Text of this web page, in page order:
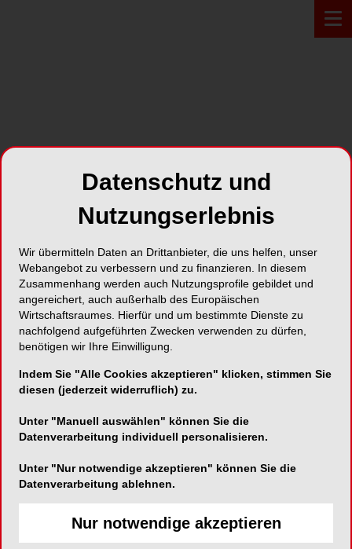
PROFIL*
edelweiss dentistry products
GmbH
Dammstraße 68
6922 Wolfurt
Karte
Fax:
+43 (0)5574 62 890-5
Datenschutz und
Nutzungserlebnis
Wir übermitteln Daten an Drittanbieter, die uns helfen, unser
Webangebot zu verbessern und zu finanzieren. In diesem
Zusammenhang werden auch Nutzungsprofile gebildet und
angereichert, auch außerhalb des Europäischen
Wirtschaftsraumes. Hierfür und um bestimmte Dienste zu
nachfolgend aufgeführten Zwecken verwenden zu dürfen,
benötigen wir Ihre Einwilligung.
Indem Sie "Alle Cookies akzeptieren" klicken, stimmen Sie
diesen (jederzeit widerruflich) zu.
Unter "Manuell auswählen" können Sie die
Datenverarbeitung individuell personalisieren.
Unter "Nur notwendige akzeptieren" können Sie die
Datenverarbeitung ablehnen.
Nur notwendige akzeptieren